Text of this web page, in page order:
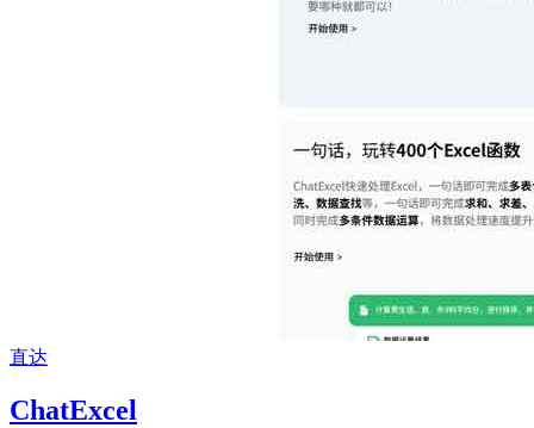
直达
ChatExcel